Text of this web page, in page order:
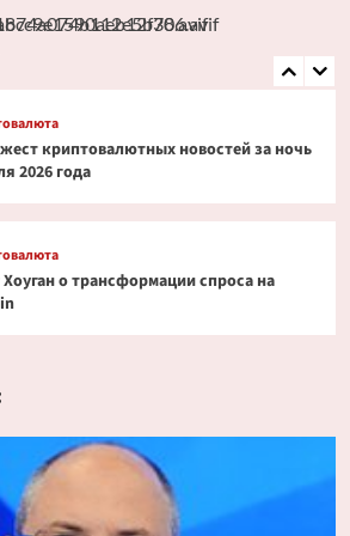
PlanB допустил снижение биткоина
000
криптовалютных новостей за ночь
2026 года
о трансформации спроса на
акциях